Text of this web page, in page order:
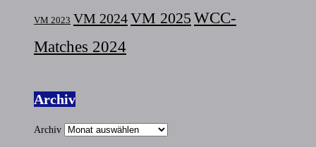
VM 2023 VM 2024VM 2025 WCC-
Matches 2024
Archiv
Archiv